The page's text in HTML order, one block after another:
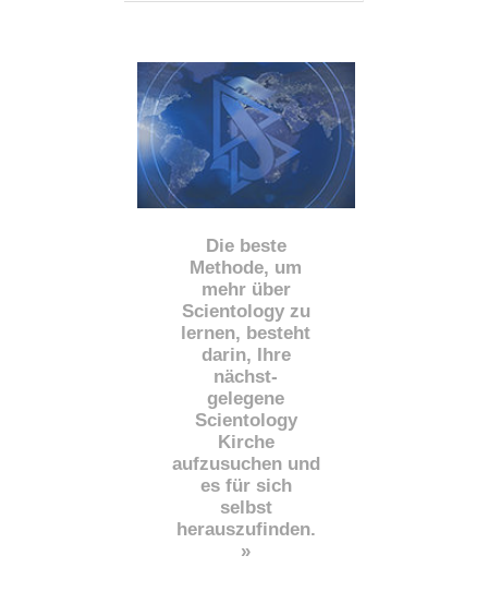
Die beste
Methode, um
mehr über
Scientology zu
lernen, besteht
darin, Ihre
nächst-
gelegene
Scientology
Kirche
aufzusuchen und
es für sich
selbst
herauszufinden.
»